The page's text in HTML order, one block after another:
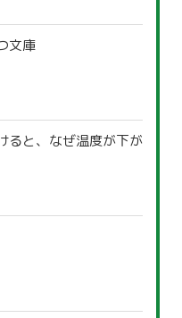
文庫
ると、なぜ温度が下が